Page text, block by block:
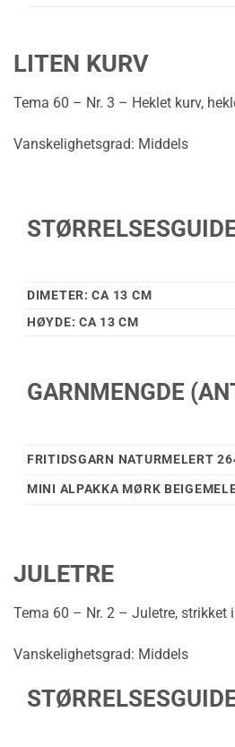
LITEN KURV
Tema 60 – Nr. 3 – Heklet kurv,
Vanskelighetsgrad: Middels
DIMETER: CA 13 CM
HØYDE: CA 13 CM
GARNMENGDE
FRITIDSGARN NATURMELERT
MINI ALPAKKA MØRK
JULETRE
Tema 60 – Nr. 2 – Juletre, strikket
Vanskelighetsgrad: Middels